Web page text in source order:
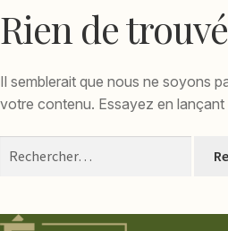
Salon de thé
Boutique
Actualités
À propos
Rien de trouvé
Il semblerait que nous ne soyons
votre contenu. Essayez en lançant